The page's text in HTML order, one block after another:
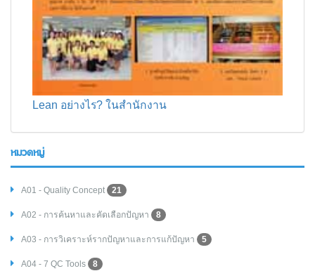
Lean อย่างไร? ในสำนักงาน
หมวดหมู่
A01 - Quality Concept 21
A02 - การค้นหาและคัดเลือกปัญหา 8
A03 - การวิเคราะห์รากปัญหาและการแก้ปัญหา 5
A04 - 7 QC Tools 8